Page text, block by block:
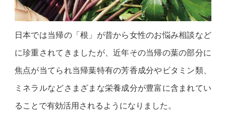
日本では当帰の「根」が昔から女性のお悩み相談など
に珍重されてきましたが、近年その当帰の葉の部分に
焦点が当てられ当帰葉特有の芳香成分やビタミン類、
ミネラルなどさまざまな栄養成分が豊富に含まれてい
ることで有効活用されるようになりました。